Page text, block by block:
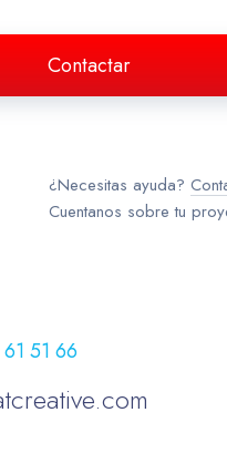
Contactar
¿Necesitas ayuda?
Cuentanos sobre tu
51 66